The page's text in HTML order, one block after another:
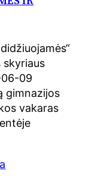
skyriaus
09
gimnazijos
vakaras